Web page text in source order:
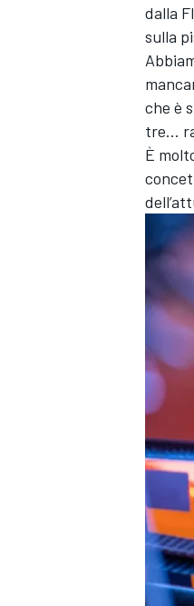
dalla
sulla
che è
tre...
È